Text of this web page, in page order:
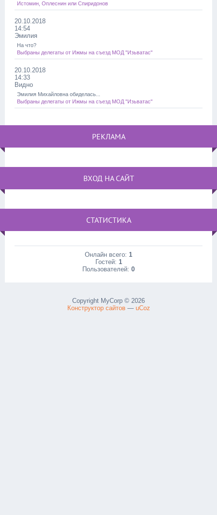
Истомин, Оплеснин или Спиридонов
20.10.2018
14:54
Эмилия
На что?
Выбраны делегаты от Ижмы на съезд МОД "Изьватас"
20.10.2018
14:33
Видно
Эмилия Михайловна обиделась...
Выбраны делегаты от Ижмы на съезд МОД "Изьватас"
РЕКЛАМА
ВХОД НА САЙТ
СТАТИСТИКА
Онлайн всего: 1
Гостей: 1
Пользователей: 0
Copyright MyCorp © 2026
Конструктор сайтов— uCoz